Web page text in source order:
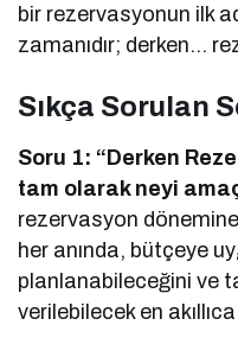
bir rezervasyonun ilk
zamanıdır; derken…
Sıkça Sorulan
Soru 1: “Derken
tam olarak neyi
rezervasyon
her anında, bütçeye
planlanabileceğini ve
verilebilecek en